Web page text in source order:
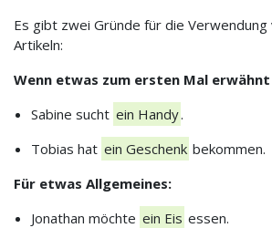
Es gibt zwei Gründe für die
Artikeln:
Wenn etwas zum ersten Mal
Sabine sucht ein Handy.
Tobias hat ein Geschenk bekommen.
Für etwas Allgemeines:
Jonathan möchte ein Eis essen.